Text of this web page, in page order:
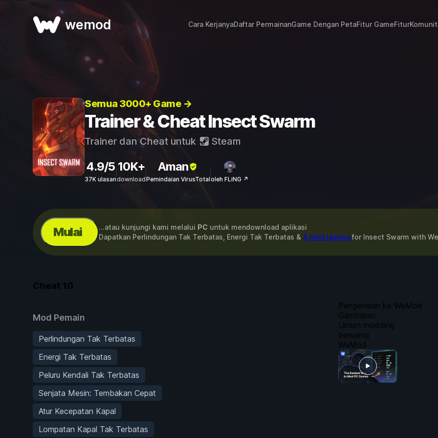
wemod Cara KerjanyaDaftar PermainanGame Dengan PetaFitur GameFitur
Semua 3000+ Game →
Trainer & Cheat Insect Swarm
Trainer dan Cheat untuk Steam
4.9/5
37K ulasan
10K+
download
Aman
Pemindaian VirusTotaloleh FLiNG ↗
Mulai ...atau kunjungi kami melalui PC untuk mendownload aplikasi
Dapatkan Perlindungan Tak Terbatas, Energi Tak Terbatas & 8 mod lainnyafor Insect Swarm with
Cheat 10
Mod Pemain
Perlindungan Tak Terbatas
Energi Tak Terbatas
Peluru Kendali Tak Terbatas
Senjata Mesin: Tembakan Cepat
Atur Kecepatan Kapal
Lompatan Kapal Tak Terbatas
Pengenalan ke WeMod
Gambaran
Umum modding
bersama
WeMod